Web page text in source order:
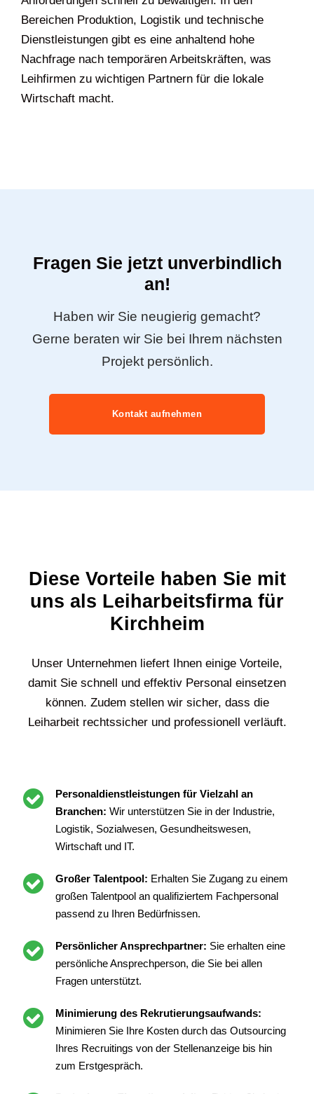
Bereichen Produktion, Logistik und technische
Dienstleistungen gibt es eine anhaltend hohe
Nachfrage nach temporären Arbeitskräften, was
Leihfirmen zu wichtigen Partnern für die lokale
Wirtschaft macht.
Fragen Sie jetzt unverbindlich
an!
Haben wir Sie neugierig gemacht?
Gerne beraten wir Sie bei Ihrem nächsten
Projekt persönlich.
Kontakt aufnehmen
Diese Vorteile haben Sie mit
uns als Leiharbeitsfirma für
Kirchheim
Unser Unternehmen liefert Ihnen einige Vorteile,
damit Sie schnell und effektiv Personal einsetzen
können. Zudem stellen wir sicher, dass die
Leiharbeit rechtssicher und professionell verläuft.
Personaldienstleistungen für Vielzahl an
Branchen: Wir unterstützen Sie in der Industrie,
Logistik, Sozialwesen, Gesundheitswesen,
Wirtschaft und IT.
Großer Talentpool: Erhalten Sie Zugang zu einem
großen Talentpool an qualifiziertem Fachpersonal
passend zu Ihren Bedürfnissen.
Persönlicher Ansprechpartner: Sie erhalten eine
persönliche Ansprechperson, die Sie bei allen
Fragen unterstützt.
Minimierung des Rekrutierungsaufwands:
Minimieren Sie Ihre Kosten durch das Outsourcing
Ihres Recruitings von der Stellenanzeige bis hin
zum Erstgespräch.